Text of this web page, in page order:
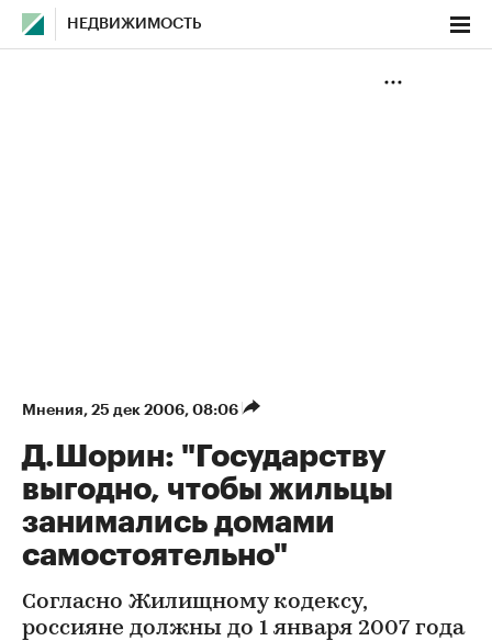
НЕДВИЖИМОСТЬ
Мнения⁠, 25 дек 2006, 08:06
Д.Шорин: "Государству
выгодно, чтобы жильцы
занимались домами
самостоятельно"
Согласно Жилищному кодексу,
россияне должны до 1 января 2007 года